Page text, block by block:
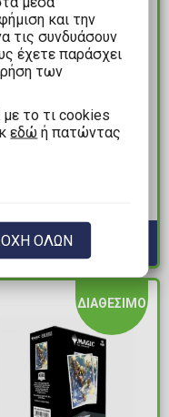
Bastion
100+ XL - Comic
ΔΙΑΘΕΣΙΜΟ
και την
τις συνδυάσουν
έχετε παράσχει
των
το τι cookies
εδώ ή πατώντας
ΟΛΩΝ